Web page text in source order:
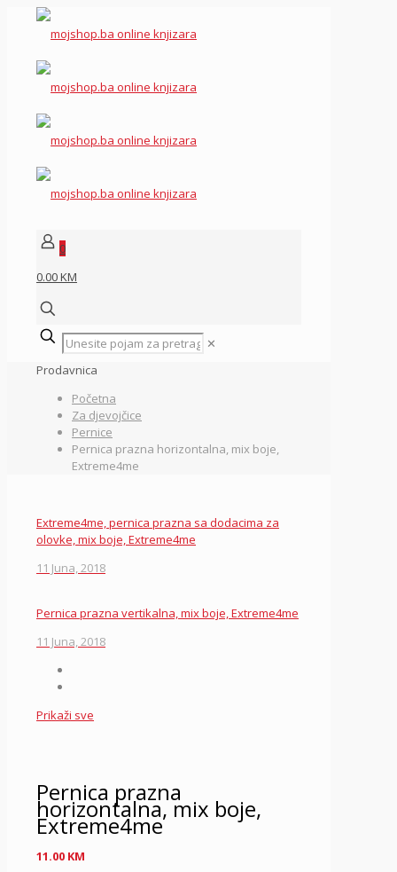
0
0.00 KM
✕
Prodavnica
Početna
Za djevojčice
Pernice
Pernica prazna horizontalna, mix boje,
Extreme4me
Extreme4me, pernica prazna sa dodacima za
olovke, mix boje, Extreme4me
11 Juna, 2018
Pernica prazna vertikalna, mix boje, Extreme4me
11 Juna, 2018
Prikaži sve
Pernica prazna
horizontalna, mix boje,
Extreme4me
11.00 KM